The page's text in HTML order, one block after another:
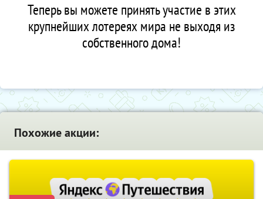
Теперь вы можете принять участие в этих
крупнейших лотереях мира не выходя из
собственного дома!
Похожие акции: